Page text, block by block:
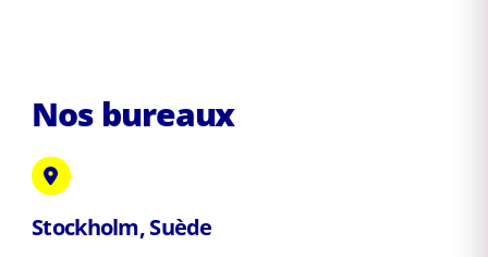
Nos bureaux
Stockholm, Suède